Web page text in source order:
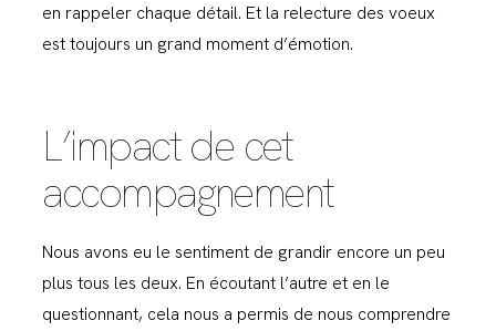
en rappeler chaque détail. Et la relecture des voeux
est toujours un grand moment d’émotion.
L’impact de cet
accompagnement
Nous avons eu le sentiment de grandir encore un peu
plus tous les deux. En écoutant l’autre et en le
questionnant, cela nous a permis de nous comprendre